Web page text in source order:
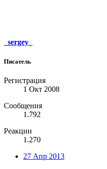
_sergey_
Писатель
Регистрация
1 Окт 2008
Сообщения
1.792
Реакции
1.270
27 Апр 2013